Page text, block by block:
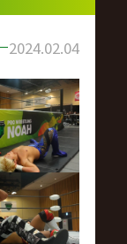
2024.02.04